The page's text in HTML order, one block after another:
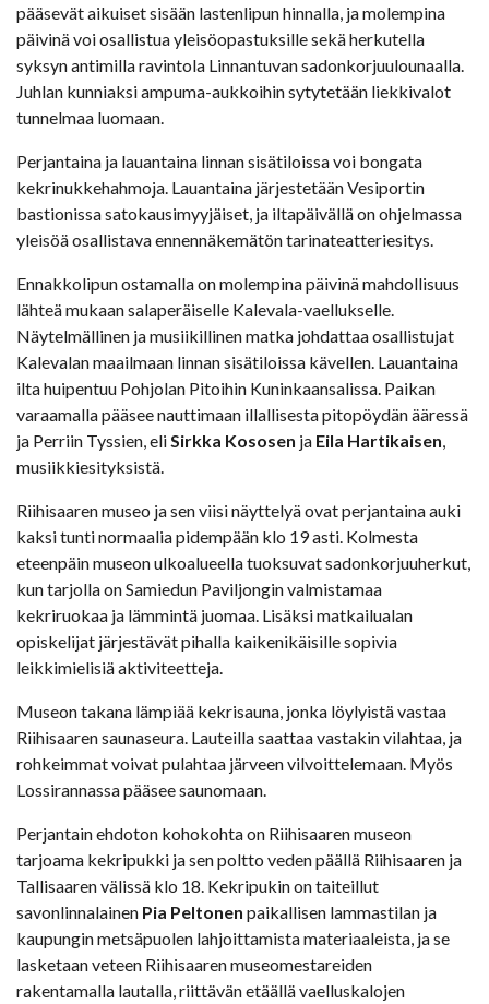
pääsevät aikuiset sisään lastenlipun hinnalla, ja molempina
päivinä voi osallistua yleisöopastuksille sekä herkutella
syksyn antimilla ravintola Linnantuvan sadonkorjuulounaalla.
Juhlan kunniaksi ampuma-aukkoihin sytytetään liekkivalot
tunnelmaa luomaan.
Perjantaina ja lauantaina linnan sisätiloissa voi bongata
kekrinukkehahmoja. Lauantaina järjestetään Vesiportin
bastionissa satokausimyyjäiset, ja iltapäivällä on ohjelmassa
yleisöä osallistava ennennäkemätön tarinateatteriesitys.
Ennakkolipun ostamalla on molempina päivinä mahdollisuus
lähteä mukaan salaperäiselle Kalevala-vaellukselle.
Näytelmällinen ja musiikillinen matka johdattaa osallistujat
Kalevalan maailmaan linnan sisätiloissa kävellen. Lauantaina
ilta huipentuu Pohjolan Pitoihin Kuninkaansalissa. Paikan
varaamalla pääsee nauttimaan illallisesta pitopöydän ääressä
ja Perriin Tyssien, eliSirkka Kososen ja Eila Hartikaisen,
musiikkiesityksistä.
Riihisaaren museo ja sen viisi näyttelyä ovat perjantaina auki
kaksi tunti normaalia pidempään klo 19 asti. Kolmesta
eteenpäin museon ulkoalueella tuoksuvat sadonkorjuuherkut,
kun tarjolla on Samiedun Paviljongin valmistamaa
kekriruokaa ja lämmintä juomaa. Lisäksi matkailualan
opiskelijat järjestävät pihalla kaikenikäisille sopivia
leikkimielisiä aktiviteetteja.
Museon takana lämpiää kekrisauna, jonka löylyistä vastaa
Riihisaaren saunaseura. Lauteilla saattaa vastakin vilahtaa, ja
rohkeimmat voivat pulahtaa järveen vilvoittelemaan. Myös
Lossirannassa pääsee saunomaan.
Perjantain ehdoton kohokohta on Riihisaaren museon
tarjoama kekripukki ja sen poltto veden päällä Riihisaaren ja
Tallisaaren välissä klo 18. Kekripukin on taiteillut
savonlinnalainen Pia Peltonen paikallisen lammastilan ja
kaupungin metsäpuolen lahjoittamista materiaaleista, ja se
lasketaan veteen Riihisaaren museomestareiden
rakentamalla lautalla, riittävän etäällä vaelluskalojen